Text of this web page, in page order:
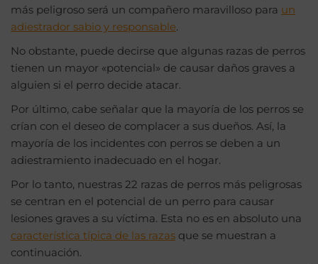
más peligroso será un compañero maravilloso para un
adiestrador sabio y responsable.
No obstante, puede decirse que algunas razas de perros
tienen un mayor «potencial» de causar daños graves a
alguien si el perro decide atacar.
Por último, cabe señalar que la mayoría de los perros se
crían con el deseo de complacer a sus dueños. Así, la
mayoría de los incidentes con perros se deben a un
adiestramiento inadecuado en el hogar.
Por lo tanto, nuestras 22 razas de perros más peligrosas
se centran en el potencial de un perro para causar
lesiones graves a su víctima. Esta no es en absoluto una
característica típica de las razas que se muestran a
continuación.